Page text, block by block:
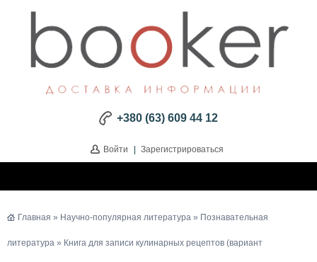
+380 (63) 609 44 12
Войти | Зарегистрироваться
Главная » Научно-популярная литература » Познавательная
литература » Книга для записи кулинарных рецептов (вариант